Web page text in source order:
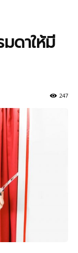
ดาให้มี
247